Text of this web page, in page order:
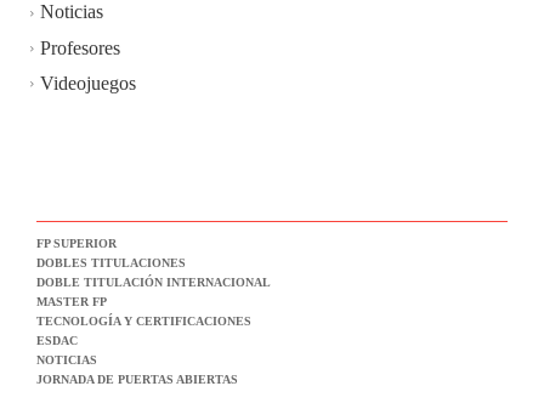
Noticias
Profesores
Videojuegos
FP SUPERIOR
DOBLES TITULACIONES
DOBLE TITULACIÓN INTERNACIONAL
MASTER FP
TECNOLOGÍA Y CERTIFICACIONES
ESDAC
NOTICIAS
JORNADA DE PUERTAS ABIERTAS